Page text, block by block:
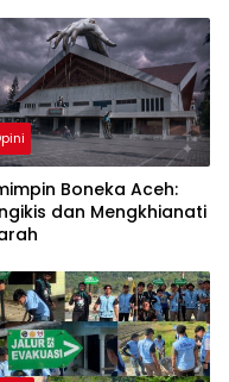
Boneka Aceh:
dan Mengkhianati